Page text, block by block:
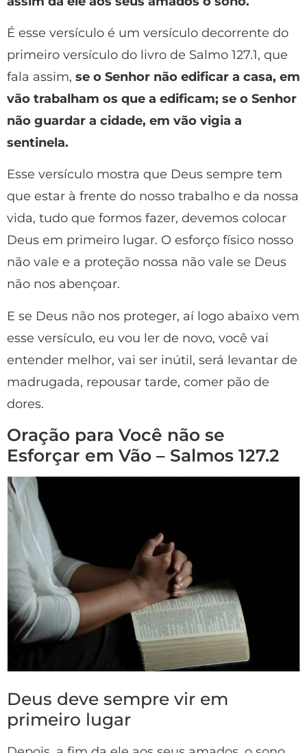
É esse versículo é um versículo decorrente do
primeiro versículo do livro de Salmo 127.1, que
fala assim, se o Senhor não edificar a casa, em
vão trabalham os que a edificam; se o Senhor
não guardar a cidade, em vão vigia a
sentinela.
Esse versículo mostra que Deus sempre tem
que estar à frente do nosso trabalho e da nossa
vida, tudo que formos fazer, devemos colocar
Deus em primeiro lugar. O esforço físico nosso
não vale e a proteção nossa não vale se Deus
não nos abençoar.
E se Deus não nos proteger, aí logo abaixo vem
esse versículo, eu vou ler de novo, você vai
entender melhor, vai ser inútil, será levantar de
madrugada, repousar tarde, comer pão de
dores.
Oração para Você não se
Esforçar em Vão – Salmos 127.2
Deus deve sempre vir em
primeiro lugar